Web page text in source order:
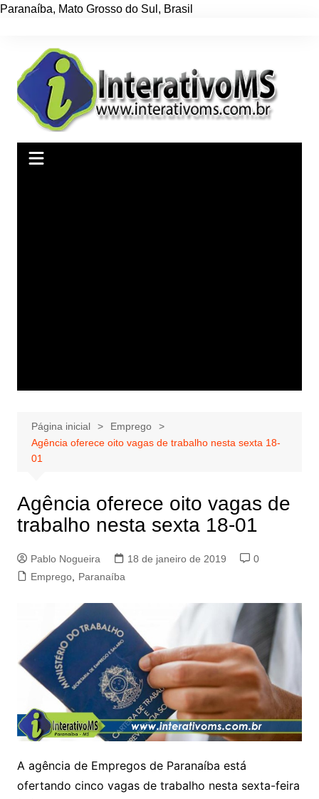
Paranaíba, Mato Grosso do Sul , Brasil
conteúdo
Página inicial
Emprego
Agência oferece oito vagas de trabalho nesta sexta 18-
01
Agência oferece oito vagas de
trabalho nesta sexta 18-01
Pablo Nogueira 18 de janeiro de 2019
0
Emprego, Paranaíba
A agência de Empregos de Paranaíba está
ofertando cinco vagas de trabalho nesta sexta-feira